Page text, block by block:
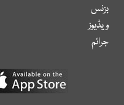
بزنس
ویڈیوز
جرائم